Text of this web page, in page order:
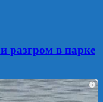
разгром в парке
i